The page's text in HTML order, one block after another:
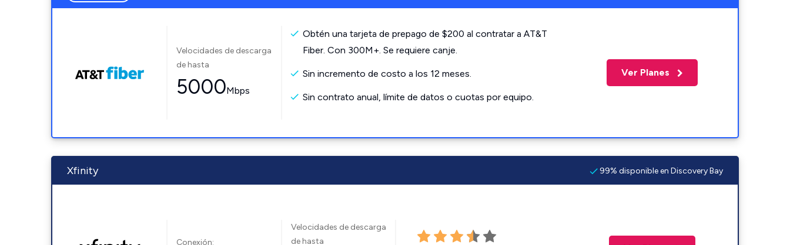
Velocidades de descarga
de hasta
5000Mbps
Obtén una tarjeta de prepago de $200 al contratar a AT&T
Fiber. Con 300M+. Se requiere canje.
Sin incremento de costo a los 12 meses.
Sin contrato anual, límite de datos o cuotas por equipo.
Ver Planes
Xfinity 99% disponible en Discovery Bay
Conexión:
Velocidades de descarga
de hasta